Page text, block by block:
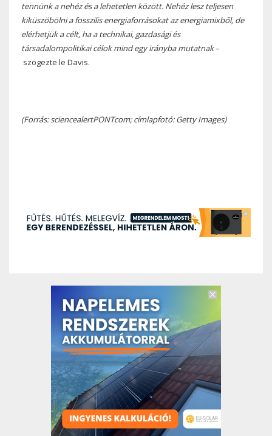
tennünk a nehéz és a lehetetlen között. Nehéz lesz teljesen
kiküszöbölni a fosszilis energiaforrásokat az energiamixből, de
elérhetjük a célt, ha a technikai, gazdasági és
társadalompolitikai célok mind egy irányba mutatnak–
szögezte le Davis.
(Forrás: sciencealertPONTcom; címlapfotó: Getty Images)